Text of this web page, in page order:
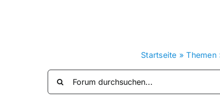
Startseite »Themen